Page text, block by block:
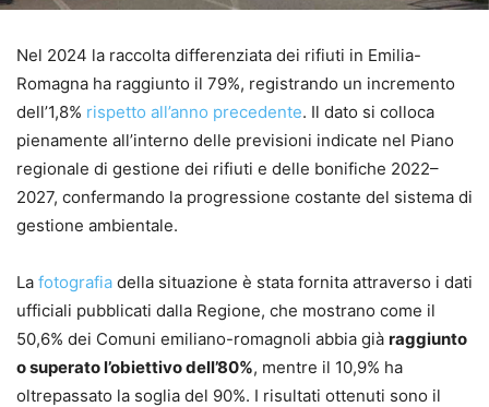
Nel 2024 la raccolta differenziata dei rifiuti in Emilia-
Romagna ha raggiunto il 79%, registrando un incremento
dell’1,8% rispetto all’anno precedente. Il dato si colloca
pienamente all’interno delle previsioni indicate nel Piano
regionale di gestione dei rifiuti e delle bonifiche 2022–
2027, confermando la progressione costante del sistema di
gestione ambientale.
La fotografia della situazione è stata fornita attraverso i dati
ufficiali pubblicati dalla Regione, che mostrano come il
50,6% dei Comuni emiliano-romagnoli abbia già raggiunto
o superato l’obiettivo dell’80%, mentre il 10,9% ha
oltrepassato la soglia del 90%. I risultati ottenuti sono il